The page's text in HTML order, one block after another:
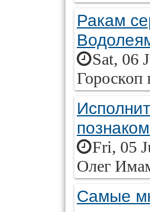
Ракам
Sat, 06
Гороскоп
Fri, 05
Олег
Самые